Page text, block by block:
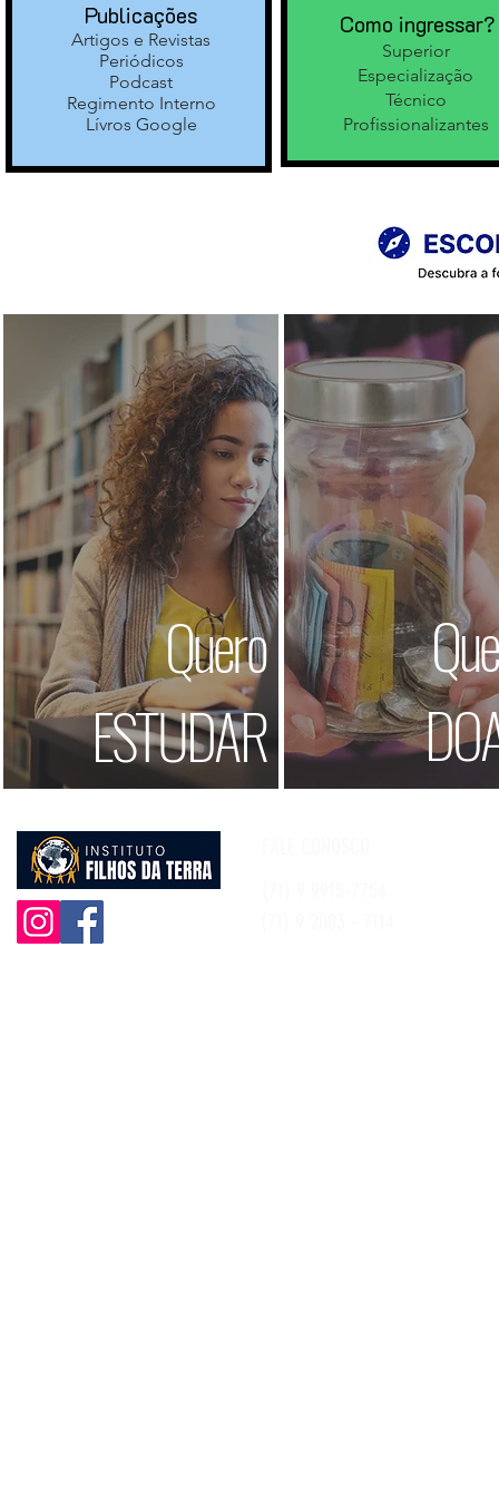
Publicações
Artigos e Revistas
Periódicos
Podcast
Regimento Interno
Lívros Google
Como ingressar?
Superior
Especialização
Técnico
Profissionalizantes
Quero
ESTUDAR